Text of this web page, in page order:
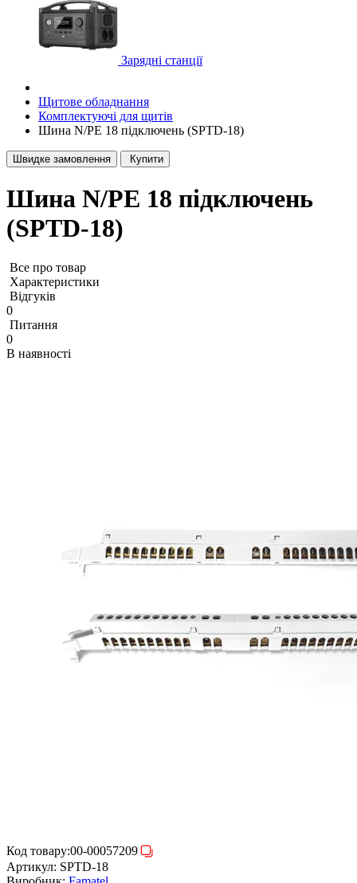
Зарядні станції
Щитове обладнання
Комплектуючі для щитів
Шина N/PE 18 підключень (SPTD-18)
Швидке замовлення Купити
Шина N/PE 18 підключень
(SPTD-18)
Все про товар
Характеристики
Відгуків
0
Питання
0
В наявності
Код товару:00-00057209
Артикул: SPTD-18